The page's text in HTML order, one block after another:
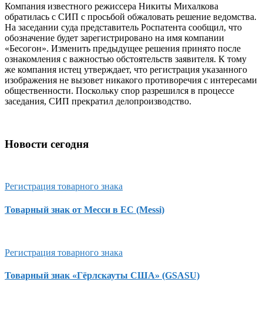
Компания известного режиссера Никиты Михалкова
обратилась с СИП с просьбой обжаловать решение ведомства.
На заседании суда представитель Роспатента сообщил, что
обозначение будет зарегистрировано на имя компании
«Бесогон». Изменить предыдущее решения принято после
ознакомления с важностью обстоятельств заявителя. К тому
же компания истец утверждает, что регистрация указанного
изображения не вызовет никакого противоречия с интересами
общественности. Поскольку спор разрешился в процессе
заседания, СИП прекратил делопроизводство.
Новости сегодня
Регистрация товарного знака
Товарный знак от Месси в ЕС (Messi)
Регистрация товарного знака
Товарный знак «Гёрлскауты США» (GSASU)